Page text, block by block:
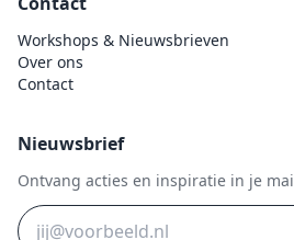
Workshops & Nieuwsbrieven
Over ons
Contact
Nieuwsbrief
Ontvang acties en inspiratie in je